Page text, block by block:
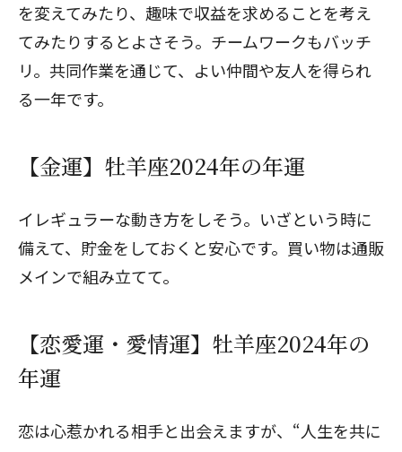
を変えてみたり、趣味で収益を求めることを考え
てみたりするとよさそう。チームワークもバッチ
リ。共同作業を通じて、よい仲間や友人を得られ
る一年です。
【金運】牡羊座2024年の年運
イレギュラーな動き方をしそう。いざという時に
備えて、貯金をしておくと安心です。買い物は通販
メインで組み立てて。
【恋愛運・愛情運】牡羊座2024年の
年運
恋は心惹かれる相手と出会えますが、“人生を共に